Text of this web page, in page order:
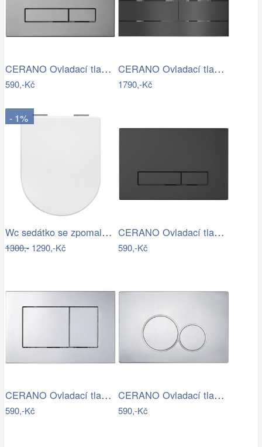
CERANO Ovladací tlačítko WC modulů Lite…
590,-Kč
CERANO Ovladací tlačítko WC modulů Lite…
1790,-Kč
- 1%
Wc sedátko se zpomalovacím mechanismem…
1300,-1290,-Kč
CERANO Ovladací tlačítko WC modulů Lite…
590,-Kč
CERANO Ovladací tlačítko WC modulů Lite…
590,-Kč
CERANO Ovladací tlačítko WC modulů Lite…
590,-Kč